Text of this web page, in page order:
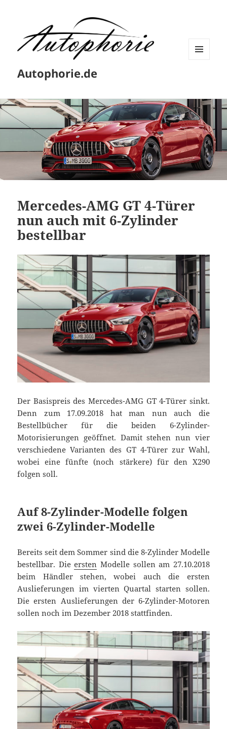
Autophorie.de
Mercedes-AMG GT 4-Türer
nun auch mit 6-Zylinder
bestellbar
Der Basispreis des Mercedes-AMG GT 4-Türer sinkt.
Denn zum 17.09.2018 hat man nun auch die
Bestellbücher für die beiden 6-Zylinder-
Motorisierungen geöffnet. Damit stehen nun vier
verschiedene Varianten des GT 4-Türer zur Wahl,
wobei eine fünfte (noch stärkere) für den X290
folgen soll.
Auf 8-Zylinder-Modelle folgen
zwei 6-Zylinder-Modelle
Bereits seit dem Sommer sind die 8-Zylinder Modelle
bestellbar. Dieersten Modelle sollen am 27.10.2018
beim Händler stehen, wobei auch die ersten
Auslieferungen im vierten Quartal starten sollen.
Die ersten Auslieferungen der 6-Zylinder-Motoren
sollen noch im Dezember 2018 stattfinden.